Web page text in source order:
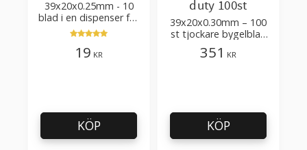
39x20x0.25mm - 10
blad i en dispenser för
klickskrapa, färgskrapa
och industriell
användning
19 KR
KÖP
duty 100st
39x20x0.30mm – 100
st tjockare bygelblad
för intensiv användning,
i en plastlåda
351 KR
KÖP